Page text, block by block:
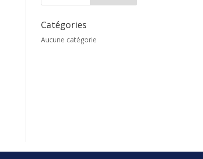
Catégories
Aucune catégorie